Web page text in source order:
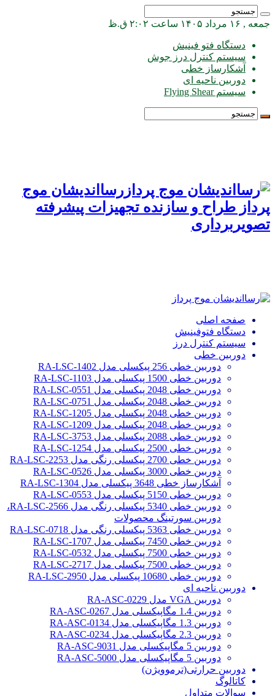
جمعه , ۱۶ مرداد ۱۴۰۵ ساعت ۲:۰۲ ق.ظ
دستگاه فتو فینیش
سیستم کنترل درز جوش
آشکارساز خطی
دوربین ناحیه ای
سیستم Flying Shear
رسااندیشان موج
پرداز طراح و سازنده تجهیزات پیشرفته
تصویربرداری
صفحه اصلی
دستگاه فتوفینیش
سیستم کنترل درز
دوربین خطی
دوربین خطی 256 پیکسلی مدل RA-LSC-1402
دوربین خطی 1500 پیکسلی مدل RA-LSC-1103
دوربین خطی 2048 پیکسلی مدل RA-LSC-0551
دوربین خطی 2048 پیکسلی مدل RA-LSC-0751
دوربین خطی 2048 پیکسلی مدل RA-LSC-1205
دوربین خطی 2048 پیکسلی مدل RA-LSC-1209
دوربین خطی 2088 پیکسلی مدل RA-LSC-3753
دوربین خطی 2500 پیکسلی مدل RA-LSC-1254
دوربین خطی 2700 پیکسلی رنگی مدل RA-LSC-2253
دوربین خطی 3000 پیکسلی مدل RA-LSC-0526
آشکارساز خطی 3648 پیکسلی مدل RA-LSC-1304
دوربین خطی 5150 پیکسلی مدل RA-LSC-0553
دوربین خطی 5340 پیکسلی رنگی مدل RA-LSC-2566،
دوربین سورتینگ محصولات
دوربین خطی 5363 پیکسلی رنگی مدل RA-LSC-0718
دوربین خطی 7450 پیکسلی مدل RA-LSC-1707
دوربین خطی 7500 پیکسلی مدل RA-LSC-0532
دوربین خطی 7500 پیکسلی مدل RA-LSC-2717
دوربین خطی 10680 پیکسلی مدل RA-LSC-2950
دوربین ناحیه ای
دوربین VGA مدل RA-ASC-0229
دوربین 1.4 مگاپیکسلی مدل RA-ASC-0267
دوربین 1.3 مگاپیکسلی مدل RA-ASC-0134
دوربین 2.3 مگاپیکسلی مدل RA-ASC-0234
دوربین 5 مگاپیکسلی مدل RA-ASC-9031
دوربین 5 مگاپیکسلی مدل RA-ASC-5000
دوربین حرارتی(ترموویژن)
کاتالوگ
سوالات متداول